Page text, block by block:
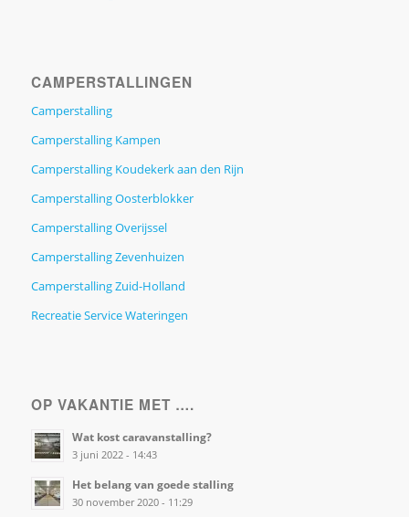
CAMPERSTALLINGEN
Camperstalling
Camperstalling Kampen
Camperstalling Koudekerk aan den Rijn
Camperstalling Oosterblokker
Camperstalling Overijssel
Camperstalling Zevenhuizen
Camperstalling Zuid-Holland
Recreatie Service Wateringen
OP VAKANTIE MET ….
Wat kost caravanstalling?
3 juni 2022 - 14:43
Het belang van goede stalling
30 november 2020 - 11:29